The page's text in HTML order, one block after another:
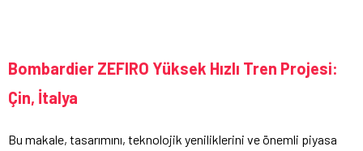
Bombardier ZEFIRO Yüksek Hızlı Tren Projesi:
Çin, İtalya
Bu makale, tasarımını, teknolojik yeniliklerini ve önemli piyasa